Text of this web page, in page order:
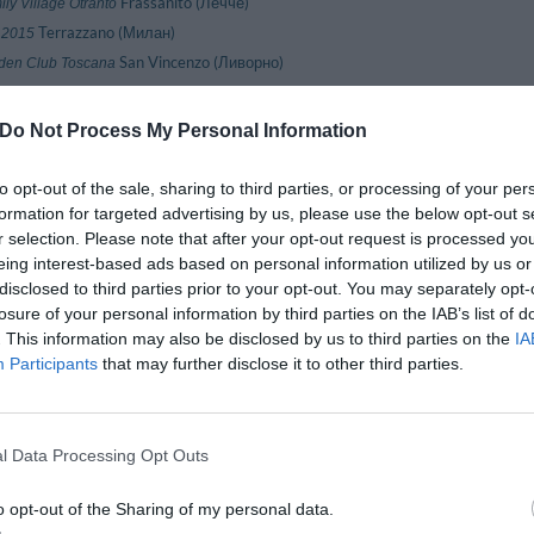
Do Not Process My Personal Information
opt-out of the sale, sharing to third parties, or processing of your
for targeted advertising by us, please use the below opt-out
selection. Please note that after your opt-out request is processed
interest-based ads based on personal information utilized by us
to third parties prior to your opt-out. You may separately
of your personal information by third parties on the IAB’s list of
This information may also be disclosed by us to third parties on the
Participants that may further disclose it to other third parties.
Data Processing Opt Outs
opt-out of the Sharing of my personal data.
2015 Terrazzano (Милан)
Club Toscana San Vincenzo (Ливорно)
Monforte D'alba (Кунео)
Hotel Dei Templi
Agrigento (Агридженто)
Hotel Sitea Torino (Турин)
Albergo SolePalermo (Палермо)
HouseAgerola (Неаполь)
Inn VeneziaMarghera (Вeнeция)
Trieste (Триест)
Akrabello
Valle Dei Templi (Агридженто)
AldebaranMarina Centro (Римини)
Villafranca Di Verona (Верона)
Araba FenicePilzone (Брешия)
AstoriaTabiano Terme (Парма)